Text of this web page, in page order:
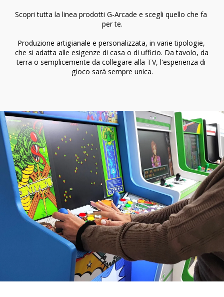
Scopri tutta la linea prodotti G-Arcade e scegli quello che fa
per te.
Produzione artigianale e personalizzata, in varie tipologie,
che si adatta alle esigenze di casa o di ufficio. Da tavolo, da
terra o semplicemente da collegare alla TV, l'esperienza di
gioco sarà sempre unica.